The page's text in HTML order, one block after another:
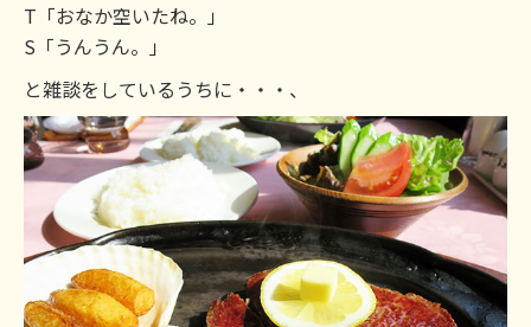
T「おなか空いたね。」
S「うんうん。」
と雑談をしているうちに・・・、